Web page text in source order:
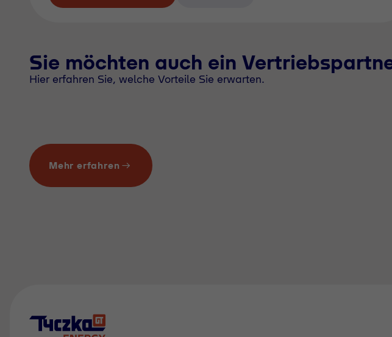
Sie möchten auch ein
Hier erfahren Sie, welche Vorteile Sie erwarten.
Mehr erfahren